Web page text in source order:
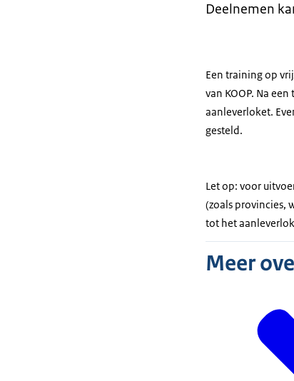
Deelnemen
Een training op
van KOOP. Na
aanleverloket.
gesteld.
Let op: voor
(zoals provincies,
tot het
Meer